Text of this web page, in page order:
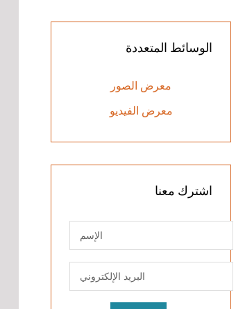
الوسائط المتعددة
معرض الصور
معرض الفيديو
اشترك معنا